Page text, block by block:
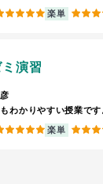
楽単 5
演習
わかりやすい授業です
楽単 5